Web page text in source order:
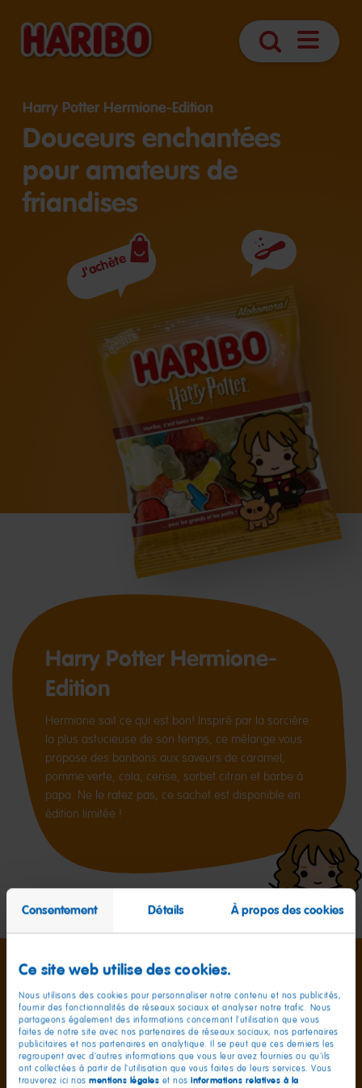
Consentement Détails À propos des cookies
Ce site web utilise des cookies.
Nous utilisons des cookies pour personnaliser notre contenu et nos publicités,
fournir des fonctionnalités de réseaux sociaux et analyser notre trafic. Nous
partageons également des informations concernant l'utilisation que vous
faites de notre site avec nos partenaires de réseaux sociaux, nos partenaires
publicitaires et nos partenaires en analytique. Il se peut que ces derniers les
regroupent avec d'autres informations que vous leur avez fournies ou qu'ils
ont collectées à partir de l'utilisation que vous faites de leurs services. Vous
trouverez ici nos mentions légales et nos informations relatives à la
Search
Harry Potter Hermione-Edition
Douceurs enchantées
pour amateurs de
friandises
Ingrédients
J'achète
Harry Potter Hermione-
Edition
Hermione sait ce qui est bon! Inspiré par la sorcière
la plus astucieuse de son temps, ce mélange vous
propose des bonbons aux saveurs de caramel,
pomme verte, cola, cerise, sorbet citron et barbe à
papa. Ne le ratez pas, ce sachet est disponible en
édition limitée !
Informations nutritionnelles pour 100g